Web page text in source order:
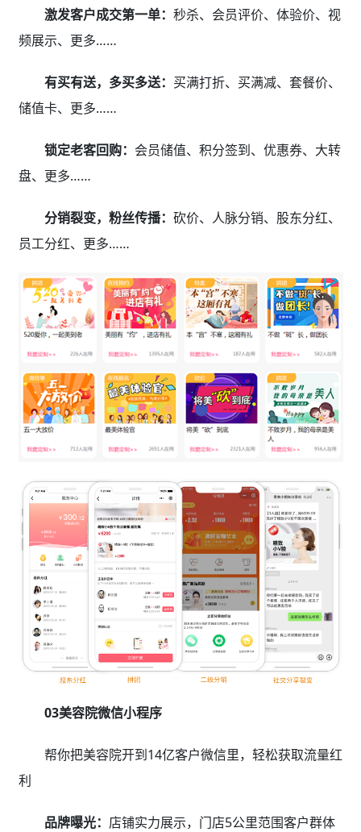
激发客户成交第一单： 秒杀、会员评价、体验价、视
频展示、更多……
有买有送，多买多送： 买满打折、买满减、套餐价、
储值卡、更多……
锁定老客回购： 会员储值、积分签到、优惠券、大转
盘、更多……
分销裂变，粉丝传播： 砍价、人脉分销、股东分红、
员工分红、更多……
03美容院微信小程序
帮你把美容院开到14亿客户微信里，轻松获取流量红
利
品牌曝光： 店铺实力展示，门店5公里范围客户群体